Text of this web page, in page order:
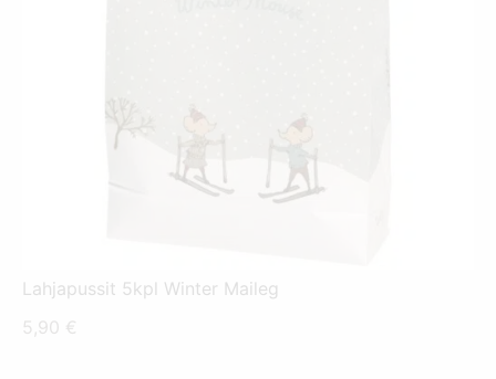
Lahjapussit 5kpl Winter Maileg
5,90 €